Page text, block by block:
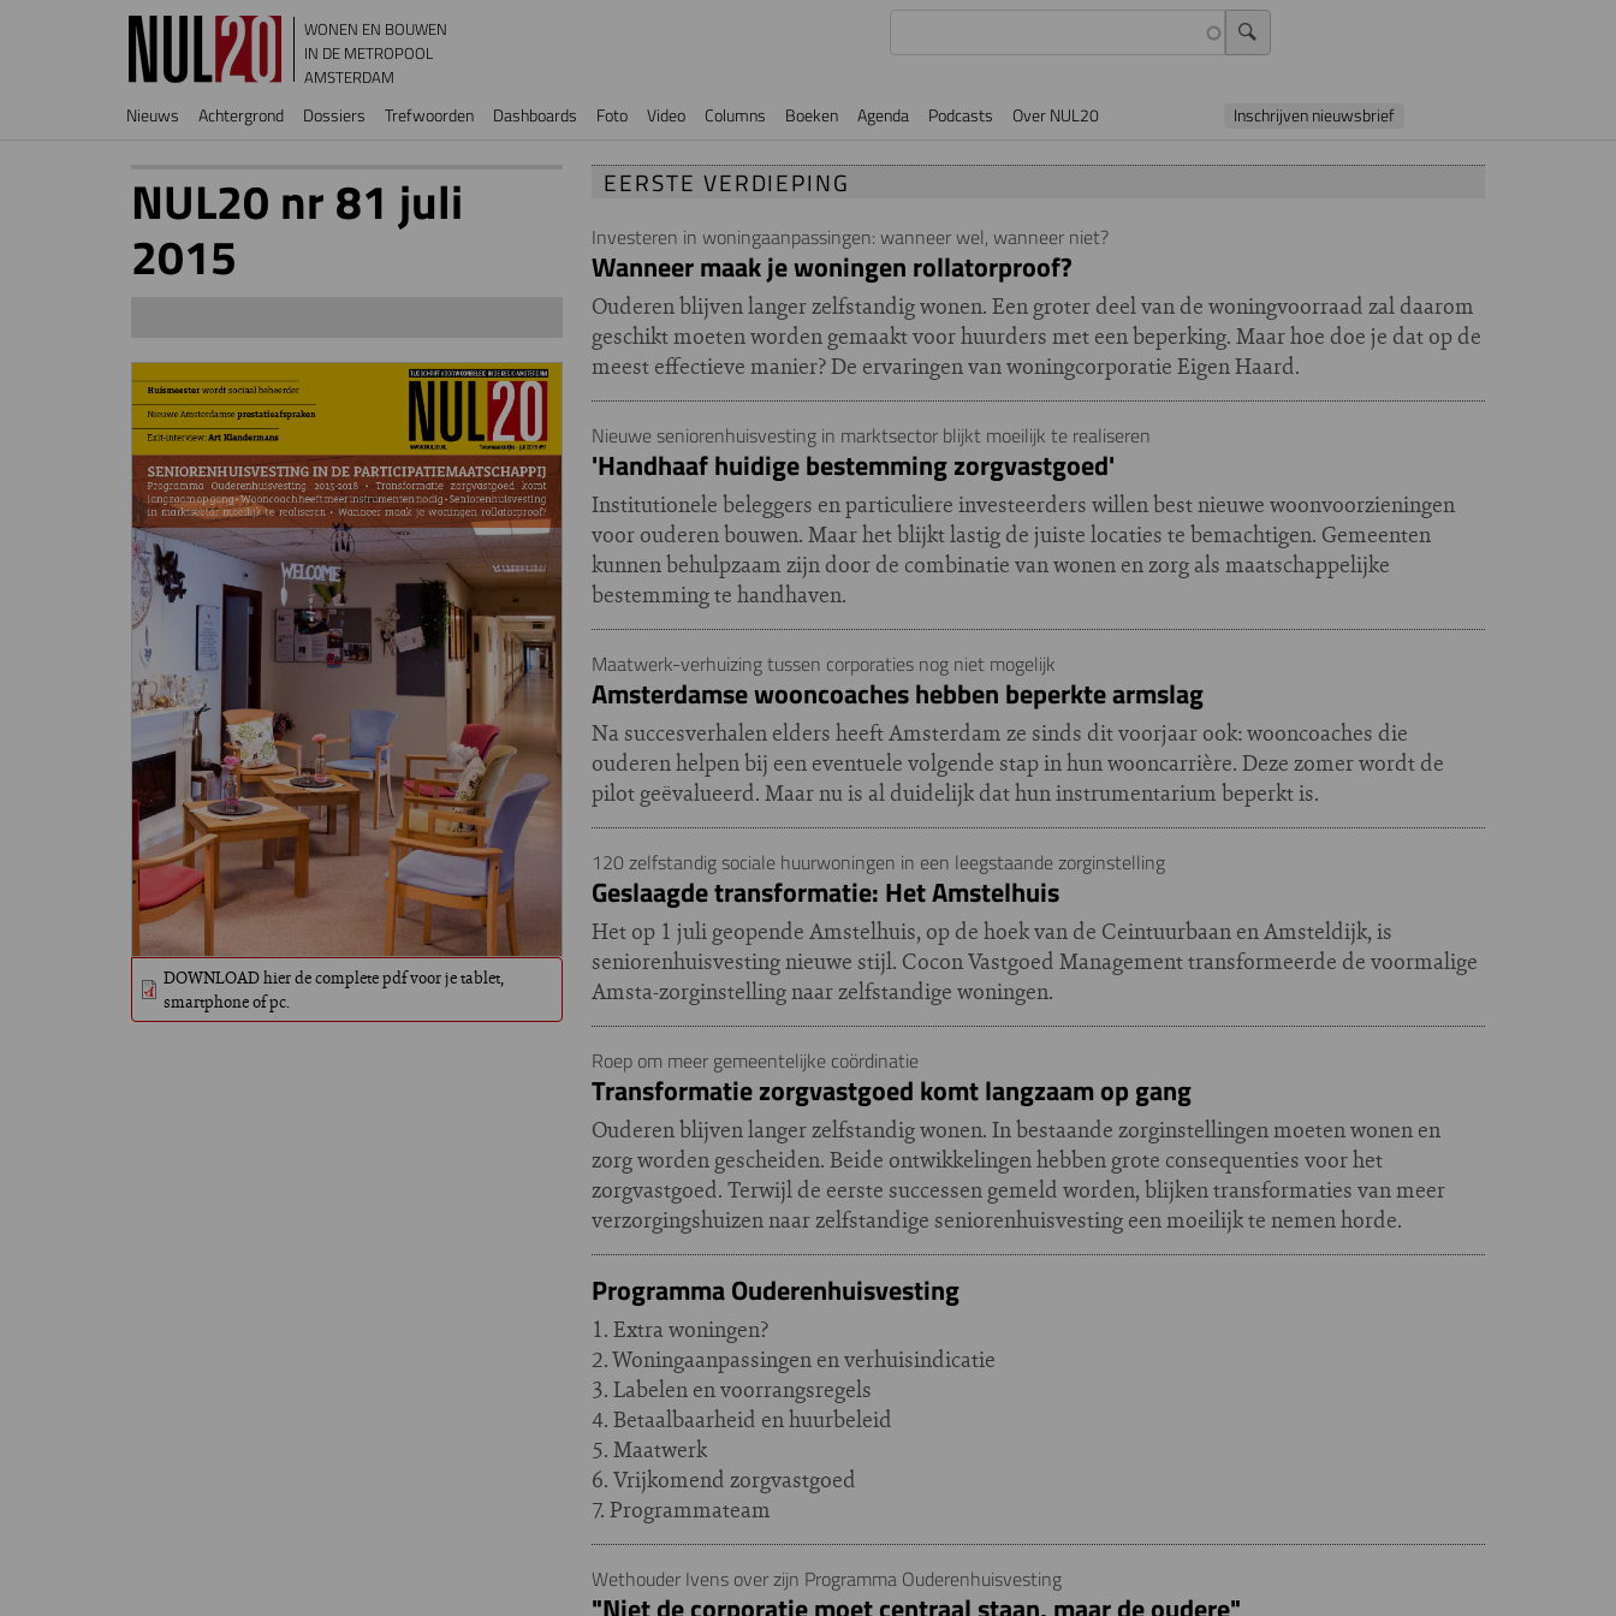
Overslaan en naar de inhoud gaan
WONEN EN BOUWEN
IN DE METROPOOL
AMSTERDAM
Hoofdnavigatie
Nieuws Achtergrond Dossiers Trefwoorden Dashboards Foto Video Columns Boeken Agenda Podcasts Over NUL20 Inschrijven nieuwsbrief
EERSTE VERDIEPING
Investeren in woningaanpassingen: wanneer wel, wanneer niet?
Wanneer maak je woningen rollatorproof?
Ouderen blijven langer zelfstandig wonen. Een groter deel van de woningvoorraad zal daarom
geschikt moeten worden gemaakt voor huurders met een beperking. Maar hoe doe je dat op de
meest effectieve manier? De ervaringen van woningcorporatie Eigen Haard.
Nieuwe seniorenhuisvesting in marktsector blijkt moeilijk te realiseren
'Handhaaf huidige bestemming zorgvastgoed'
Institutionele beleggers en particuliere investeerders willen best nieuwe woonvoorzieningen
voor ouderen bouwen. Maar het blijkt lastig de juiste locaties te bemachtigen. Gemeenten
kunnen behulpzaam zijn door de combinatie van wonen en zorg als maatschappelijke
bestemming te handhaven.
Maatwerk-verhuizing tussen corporaties nog niet mogelijk
Amsterdamse wooncoaches hebben beperkte armslag
Na succesverhalen elders heeft Amsterdam ze sinds dit voorjaar ook: wooncoaches die
ouderen helpen bij een eventuele volgende stap in hun wooncarrière. Deze zomer wordt de
pilot geëvalueerd. Maar nu is al duidelijk dat hun instrumentarium beperkt is.
120 zelfstandig sociale huurwoningen in een leegstaande zorginstelling
Geslaagde transformatie: Het Amstelhuis
Het op 1 juli geopende Amstelhuis, op de hoek van de Ceintuurbaan en Amsteldijk, is
seniorenhuisvesting nieuwe stijl. Cocon Vastgoed Management transformeerde de voormalige
Amsta-zorginstelling naar zelfstandige woningen.
Roep om meer gemeentelijke coördinatie
Transformatie zorgvastgoed komt langzaam op gang
Ouderen blijven langer zelfstandig wonen. In bestaande zorginstellingen moeten wonen en
zorg worden gescheiden. Beide ontwikkelingen hebben grote consequenties voor het
zorgvastgoed. Terwijl de eerste successen gemeld worden, blijken transformaties van meer
verzorgingshuizen naar zelfstandige seniorenhuisvesting een moeilijk te nemen horde.
Programma Ouderenhuisvesting
1. Extra woningen?
2. Woningaanpassingen en verhuisindicatie
3. Labelen en voorrangsregels
4. Betaalbaarheid en huurbeleid
5. Maatwerk
6. Vrijkomend zorgvastgoed
7. Programmateam
Wethouder Ivens over zijn Programma Ouderenhuisvesting
NUL20 nr 81 juli
2015
DOWNLOAD hier de complete pdf voor je tablet,
smartphone of pc.